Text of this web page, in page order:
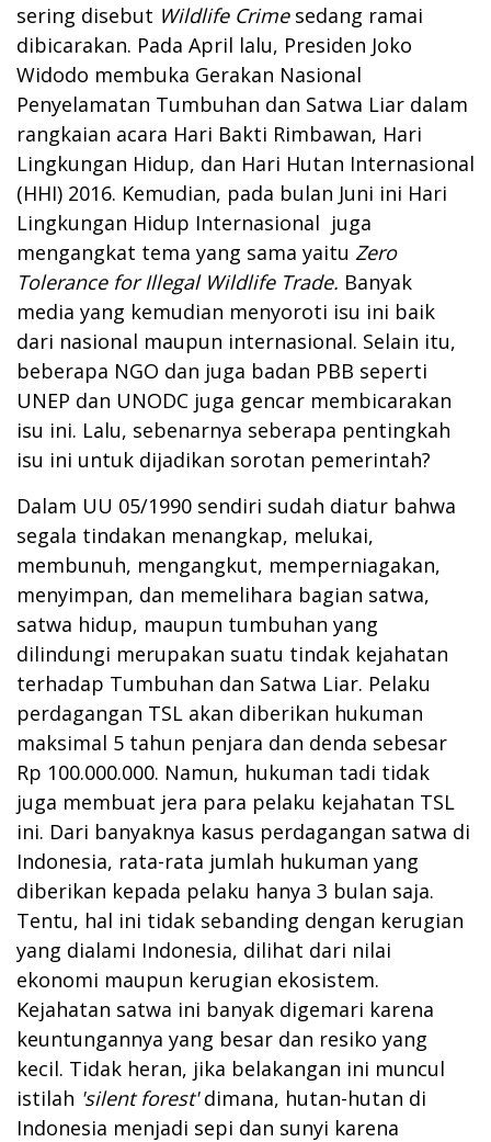
sering disebut Wildlife Crime sedang ramai
dibicarakan. Pada April lalu, Presiden Joko
Widodo membuka Gerakan Nasional
Penyelamatan Tumbuhan dan Satwa Liar dalam
rangkaian acara Hari Bakti Rimbawan, Hari
Lingkungan Hidup, dan Hari Hutan Internasional
(HHI) 2016. Kemudian, pada bulan Juni ini Hari
Lingkungan Hidup Internasional juga
mengangkat tema yang sama yaitu Zero
Tolerance for Illegal Wildlife Trade. Banyak
media yang kemudian menyoroti isu ini baik
dari nasional maupun internasional. Selain itu,
beberapa NGO dan juga badan PBB seperti
UNEP dan UNODC juga gencar membicarakan
isu ini. Lalu, sebenarnya seberapa pentingkah
isu ini untuk dijadikan sorotan pemerintah?
Dalam UU 05/1990 sendiri sudah diatur bahwa
segala tindakan menangkap, melukai,
membunuh, mengangkut, memperniagakan,
menyimpan, dan memelihara bagian satwa,
satwa hidup, maupun tumbuhan yang
dilindungi merupakan suatu tindak kejahatan
terhadap Tumbuhan dan Satwa Liar. Pelaku
perdagangan TSL akan diberikan hukuman
maksimal 5 tahun penjara dan denda sebesar
Rp 100.000.000. Namun, hukuman tadi tidak
juga membuat jera para pelaku kejahatan TSL
ini. Dari banyaknya kasus perdagangan satwa di
Indonesia, rata-rata jumlah hukuman yang
diberikan kepada pelaku hanya 3 bulan saja.
Tentu, hal ini tidak sebanding dengan kerugian
yang dialami Indonesia, dilihat dari nilai
ekonomi maupun kerugian ekosistem.
Kejahatan satwa ini banyak digemari karena
keuntungannya yang besar dan resiko yang
kecil. Tidak heran, jika belakangan ini muncul
istilah 'silent forest'dimana, hutan-hutan di
Indonesia menjadi sepi dan sunyi karena